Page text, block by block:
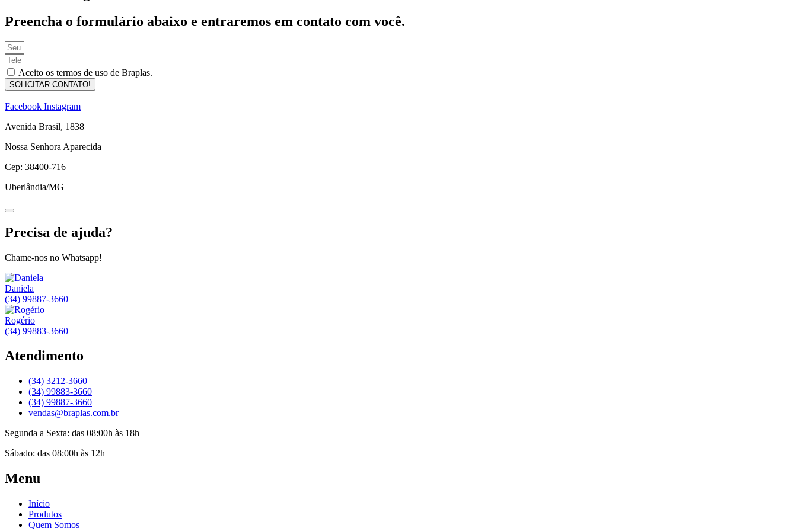
Preencha o formulário abaixo e entraremos em contato com você.
Aceito os termos de uso de Braplas.
SOLICITAR CONTATO!
Facebook Instagram
Avenida Brasil, 1838
Nossa Senhora Aparecida
Cep: 38400-716
Uberlândia/MG
Precisa de ajuda?
Chame-nos no Whatsapp!
Daniela
(34) 99887-3660
Rogério
(34) 99883-3660
Atendimento
(34) 3212-3660
(34) 99883-3660
(34) 99887-3660
vendas@braplas.com.br
Segunda a Sexta: das 08:00h às 18h
Sábado: das 08:00h às 12h
Menu
Início
Produtos
Quem Somos